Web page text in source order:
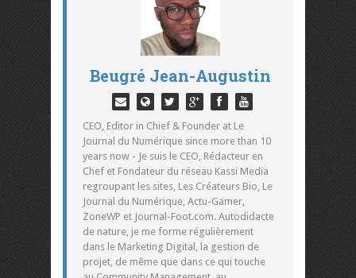
Beugré Jean-Augustin
CEO, Editor in Chief & Founder at Le
Journal du Numérique since more than 10
years now - Je suis le CEO, Rédacteur en
Chef et Fondateur du réseau Kassi Media
regroupant les sites, Les Créateurs Bio, Le
Journal du Numérique, Actu-Gamer,
ZoneWP et Journal-Foot.com. Autodidacte
de nature, je me forme régulièrement
dans le Marketing Digital, la gestion de
projet, de même que dans ce qui touche